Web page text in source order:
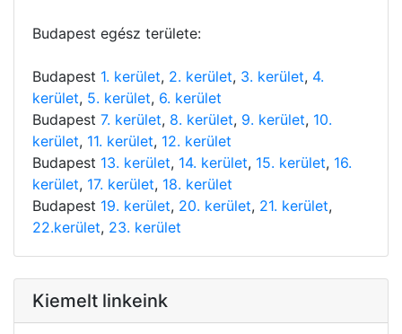
Budapest egész területe:
Budapest 1. kerület, 2. kerület, 3. kerület, 4.
kerület, 5. kerület, 6. kerület
Budapest 7. kerület, 8. kerület, 9. kerület, 10.
kerület, 11. kerület, 12. kerület
Budapest 13. kerület, 14. kerület, 15. kerület, 16.
kerület, 17. kerület, 18. kerület
Budapest 19. kerület, 20. kerület, 21. kerület,
22.kerület, 23. kerület
Kiemelt linkeink